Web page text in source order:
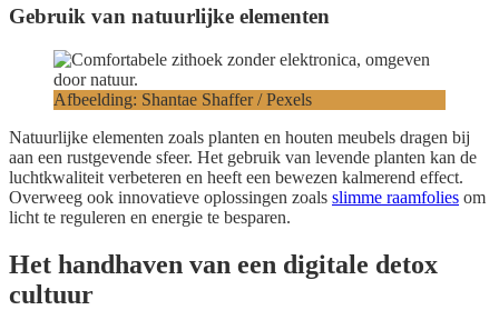
Gebruik van natuurlijke elementen
Afbeelding: Shantae Shaffer / Pexels
Natuurlijke elementen zoals planten en houten meubels dragen bij
aan een rustgevende sfeer. Het gebruik van levende planten kan de
luchtkwaliteit verbeteren en heeft een bewezen kalmerend effect.
Overweeg ook innovatieve oplossingen zoals slimme raamfolies om
licht te reguleren en energie te besparen.
Het handhaven van een digitale detox
cultuur